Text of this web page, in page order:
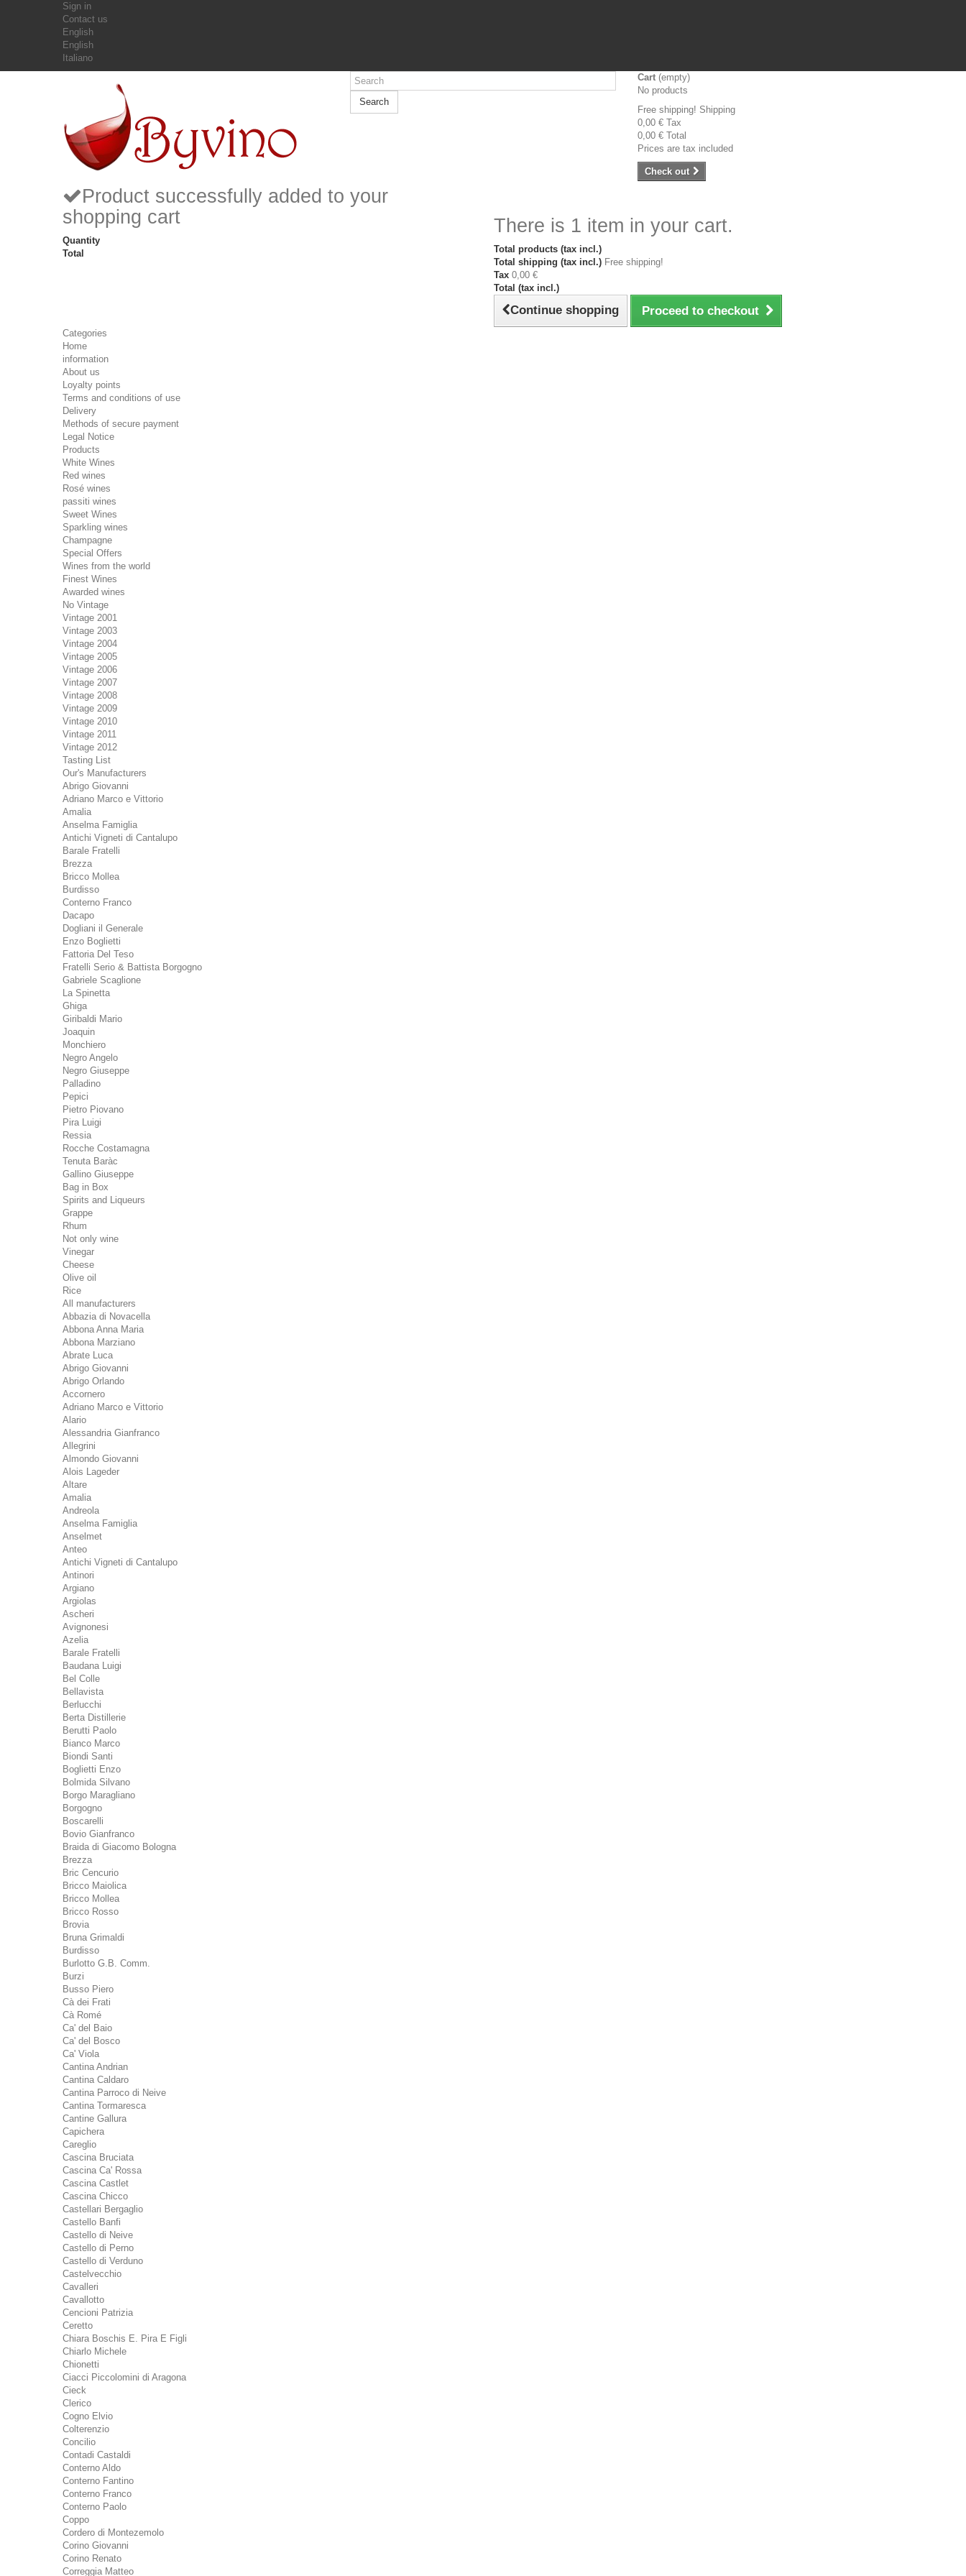
Sign in
Contact us
English
English
Italiano
Search
Cart (empty)
No products
Free shipping! Shipping
0,00 € Tax
0,00 € Total
Prices are tax included
Check out
Product successfully added to your
shopping cart
Quantity
Total
There is 1 item in your cart.
Total products (tax incl.)
Total shipping (tax incl.) Free shipping!
Tax 0,00 €
Total (tax incl.)
Continue shopping Proceed to checkout
Categories
Home
information
About us
Loyalty points
Terms and conditions of use
Delivery
Methods of secure payment
Legal Notice
Products
White Wines
Red wines
Rosé wines
passiti wines
Sweet Wines
Sparkling wines
Champagne
Special Offers
Wines from the world
Finest Wines
Awarded wines
No Vintage
Vintage 2001
Vintage 2003
Vintage 2004
Vintage 2005
Vintage 2006
Vintage 2007
Vintage 2008
Vintage 2009
Vintage 2010
Vintage 2011
Vintage 2012
Tasting List
Our's Manufacturers
Abrigo Giovanni
Adriano Marco e Vittorio
Amalia
Anselma Famiglia
Antichi Vigneti di Cantalupo
Barale Fratelli
Brezza
Bricco Mollea
Burdisso
Conterno Franco
Dacapo
Dogliani il Generale
Enzo Boglietti
Fattoria Del Teso
Fratelli Serio & Battista Borgogno
Gabriele Scaglione
La Spinetta
Ghiga
Giribaldi Mario
Joaquin
Monchiero
Negro Angelo
Negro Giuseppe
Palladino
Pepici
Pietro Piovano
Pira Luigi
Ressia
Rocche Costamagna
Tenuta Baràc
Gallino Giuseppe
Bag in Box
Spirits and Liqueurs
Grappe
Rhum
Not only wine
Vinegar
Cheese
Olive oil
Rice
All manufacturers
Abbazia di Novacella
Abbona Anna Maria
Abbona Marziano
Abrate Luca
Abrigo Giovanni
Abrigo Orlando
Accornero
Adriano Marco e Vittorio
Alario
Alessandria Gianfranco
Allegrini
Almondo Giovanni
Alois Lageder
Altare
Amalia
Andreola
Anselma Famiglia
Anselmet
Anteo
Antichi Vigneti di Cantalupo
Antinori
Argiano
Argiolas
Ascheri
Avignonesi
Azelia
Barale Fratelli
Baudana Luigi
Bel Colle
Bellavista
Berlucchi
Berta Distillerie
Berutti Paolo
Bianco Marco
Biondi Santi
Boglietti Enzo
Bolmida Silvano
Borgo Maragliano
Borgogno
Boscarelli
Bovio Gianfranco
Braida di Giacomo Bologna
Brezza
Bric Cencurio
Bricco Maiolica
Bricco Mollea
Bricco Rosso
Brovia
Bruna Grimaldi
Burdisso
Burlotto G.B. Comm.
Burzi
Busso Piero
Cà dei Frati
Cà Romé
Ca' del Baio
Ca' del Bosco
Ca' Viola
Cantina Andrian
Cantina Caldaro
Cantina Parroco di Neive
Cantina Tormaresca
Cantine Gallura
Capichera
Careglio
Cascina Bruciata
Cascina Ca' Rossa
Cascina Castlet
Cascina Chicco
Castellari Bergaglio
Castello Banfi
Castello di Neive
Castello di Perno
Castello di Verduno
Castelvecchio
Cavalleri
Cavallotto
Cencioni Patrizia
Ceretto
Chiara Boschis E. Pira E Figli
Chiarlo Michele
Chionetti
Ciacci Piccolomini di Aragona
Cieck
Clerico
Cogno Elvio
Colterenzio
Concilio
Contadi Castaldi
Conterno Aldo
Conterno Fantino
Conterno Franco
Conterno Paolo
Coppo
Cordero di Montezemolo
Corino Giovanni
Corino Renato
Correggia Matteo